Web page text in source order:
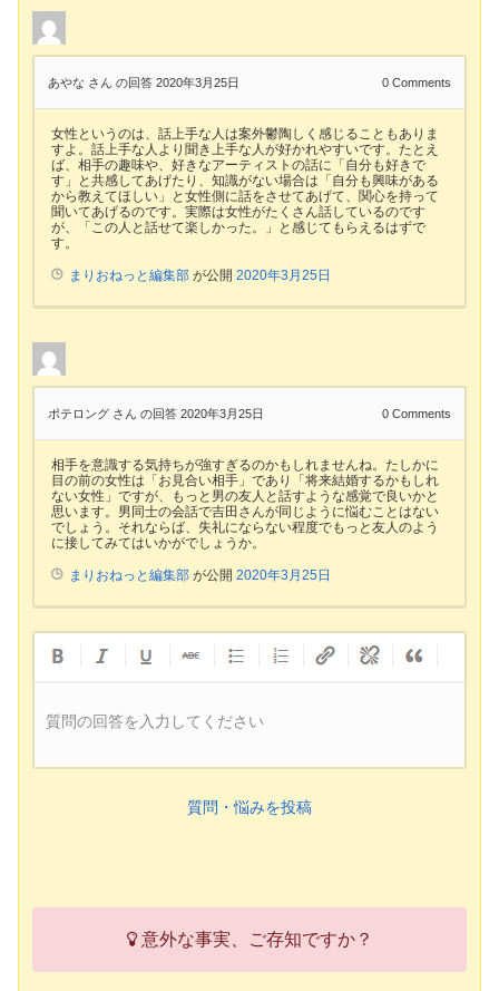
あやな さん の回答 2020年3月25日 0 Comments
女性というのは、話上手な人は案外鬱陶しく感じることもありま
すよ。話上手な人より聞き上手な人が好かれやすいです。たとえ
ば、相手の趣味や、好きなアーティストの話に「自分も好きで
す」と共感してあげたり、知識がない場合は「自分も興味がある
から教えてほしい」と女性側に話をさせてあげて、関心を持って
聞いてあげるのです。実際は女性がたくさん話しているのです
が、「この人と話せて楽しかった。」と感じてもらえるはずで
す。
まりおねっと編集部 が公開 2020年3月25日
ポテロング さん の回答 2020年3月25日 0 Comments
相手を意識する気持ちが強すぎるのかもしれませんね。たしかに
目の前の女性は「お見合い相手」であり「将来結婚するかもしれ
ない女性」ですが、もっと男の友人と話すような感覚で良いかと
思います。男同士の会話で吉田さんが同じように悩むことはない
でしょう。それならば、失礼にならない程度でもっと友人のよう
に接してみてはいかがでしょうか。
まりおねっと編集部 が公開 2020年3月25日
質問の回答を入力してください
質問・悩みを投稿
意外な事実、ご存知ですか？